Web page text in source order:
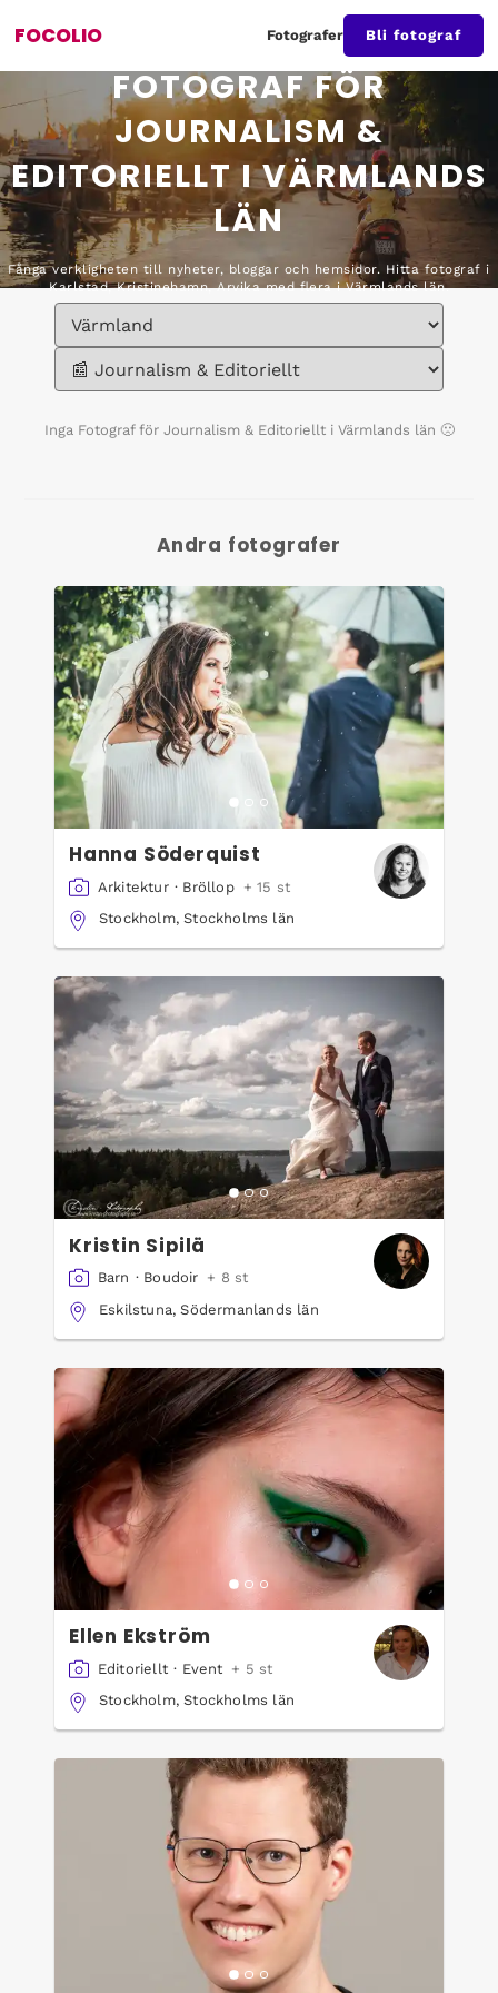
FOCOLIO Fotografer Bli fotograf
FOTOGRAF FÖR
JOURNALISM &
EDITORIELLT I VÄRMLANDS
LÄN
Fånga verkligheten till nyheter, bloggar och hemsidor. Hitta fotograf i
Karlstad, Kristinehamn, Arvika med flera i Värmlands län.
Inga Fotograf för Journalism & Editoriellt i Värmlands län 🙁
Andra fotografer
Hanna Söderquist
Arkitektur · Bröllop
+ 15 st
Stockholm, Stockholms län
Kristin Sipilä
Barn · Boudoir + 8 st
Eskilstuna, Södermanlands län
Ellen Ekström
Editoriellt · Event + 5 st
Stockholm, Stockholms län